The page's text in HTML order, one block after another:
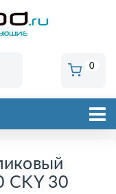
0
CKY 30